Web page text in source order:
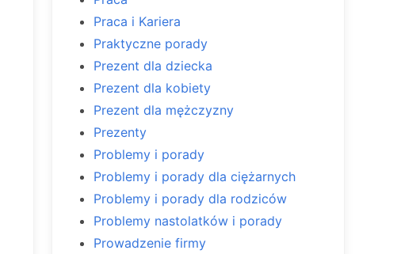
Praca i Kariera
Praktyczne porady
Prezent dla dziecka
Prezent dla kobiety
Prezent dla mężczyzny
Prezenty
Problemy i porady
Problemy i porady dla ciężarnych
Problemy i porady dla rodziców
Problemy nastolatków i porady
Prowadzenie firmy